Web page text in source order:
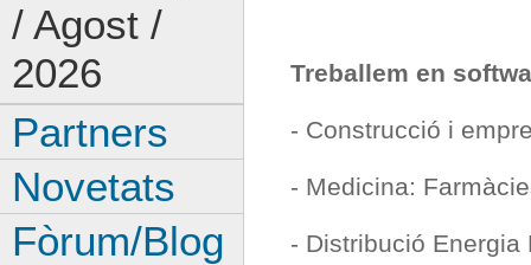
Treballem en
- Construcció i
- Medicina:
- Distribució
/ Agost /
2026
Partners
Novetats
Fòrum/Blog